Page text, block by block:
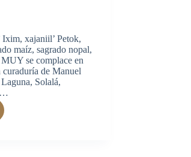
xajaniil’ Petok,
maíz, sagrado nopal,
se complace en
curaduría de Manuel
Solalá,